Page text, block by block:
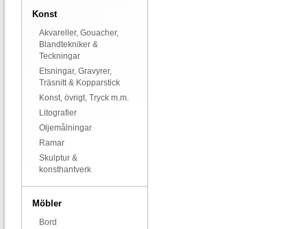
Konst
Akvareller, Gouacher,
Blandtekniker &
Teckningar
Etsningar, Gravyrer,
Träsnitt & Kopparstick
Konst, övrigt, Tryck m.m.
Litografier
Oljemålningar
Ramar
Skulptur &
konsthantverk
Möbler
Bord